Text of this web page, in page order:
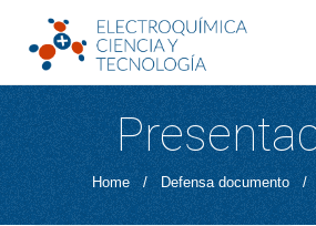
Home / Defensa documento /